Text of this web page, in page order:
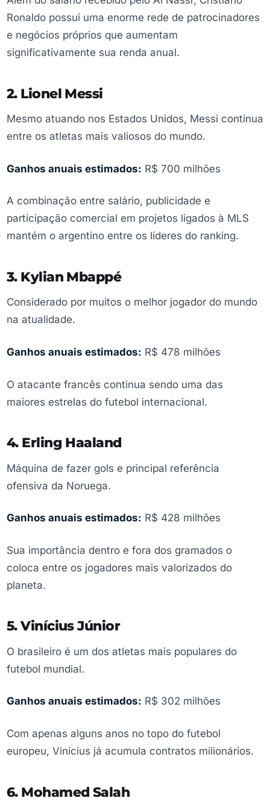
Ronaldo possui uma enorme rede de patrocinadores
e negócios próprios que aumentam
significativamente sua renda anual.
2. Lionel Messi
Mesmo atuando nos Estados Unidos, Messi continua
entre os atletas mais valiosos do mundo.
Ganhos anuais estimados: R$ 700 milhões
A combinação entre salário, publicidade e
participação comercial em projetos ligados à MLS
mantém o argentino entre os líderes do ranking.
3. Kylian Mbappé
Considerado por muitos o melhor jogador do mundo
na atualidade.
Ganhos anuais estimados: R$ 478 milhões
O atacante francês continua sendo uma das
maiores estrelas do futebol internacional.
4. Erling Haaland
Máquina de fazer gols e principal referência
ofensiva da Noruega.
Ganhos anuais estimados: R$ 428 milhões
Sua importância dentro e fora dos gramados o
coloca entre os jogadores mais valorizados do
planeta.
5. Vinícius Júnior
O brasileiro é um dos atletas mais populares do
futebol mundial.
Ganhos anuais estimados: R$ 302 milhões
Com apenas alguns anos no topo do futebol
europeu, Vinícius já acumula contratos milionários.
6. Mohamed Salah